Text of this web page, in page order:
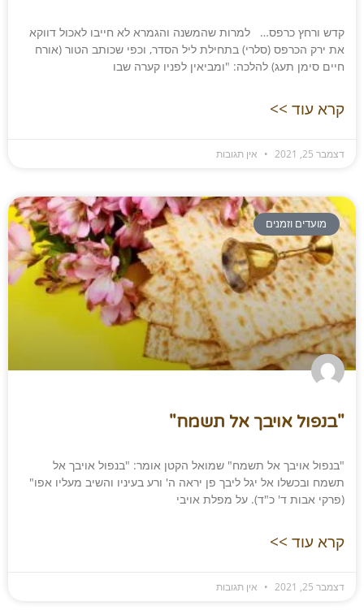
קדש ורחץ כרפס… למרות שהמשנה והגמרא לא חייבו לאכול דווקא
את ירק הכרפס (סלרי) בתחילת ליל הסדר, וכפי שכותב הטור (אורח
חיים סימן תעג) להלכה: "ומביאין לפניו קערה שבו
קרא עוד >>
דצמבר 25, 2021 אין תגובות
מועדים וזמנים
"בנפול אויבך אל תשמח"​
"בנפול אויבך אל תשמח" שמואל הקטן אומר: "בנפול אויבך אל
תשמח ובכשלו אל יגל ליבך פן יראה ה' ורע בעיניו והשיב מעליו אפו"
(פרקי אבות ד' כ"ד). על מפלת אויבי
קרא עוד >>
דצמבר 25, 2021 אין תגובות